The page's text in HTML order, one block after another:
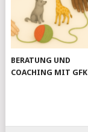
BERATUNG UND
COACHING MIT GFK